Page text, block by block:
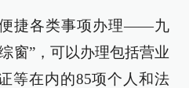
捷各类事项办理——九
窗”，可以办理包括营业
等在内的85项个人和法